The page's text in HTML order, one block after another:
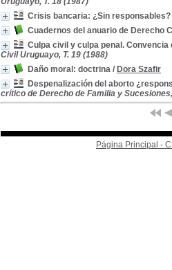
Crisis bancaria: ¿Sin responsables?
Cuadernos del anuario de Derecho
Culpa civil y culpa penal. Convencia
Civil Uruguayo, T. 19 (1988)
Daño moral: doctrina / Dora Szafir
Despenalización del aborto
crítico de Derecho de Familia y
Página Principal -